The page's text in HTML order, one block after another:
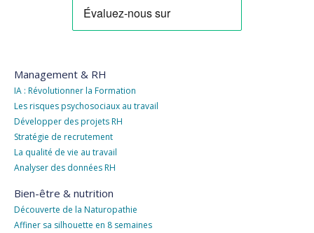
Management & RH
IA : Révolutionner la Formation
Les risques psychosociaux au travail
Développer des projets RH
Stratégie de recrutement
La qualité de vie au travail
Analyser des données RH
Bien-être & nutrition
Découverte de la Naturopathie
Affiner sa silhouette en 8 semaines